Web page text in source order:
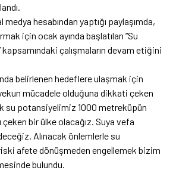
hesabından yaptığı paylaşımda,
için ocak ayında başlatılan “Su
çalışmaların devam etiğini
belirlenen hedeflere ulaşmak için
mücadele olduğuna dikkati çeken
su potansiyelimiz 1000 metreküpün
çeken bir ülke olacağız. Suya vefa
Alınacak önlemlerle su
afete dönüşmeden engellemek bizim
bulundu.